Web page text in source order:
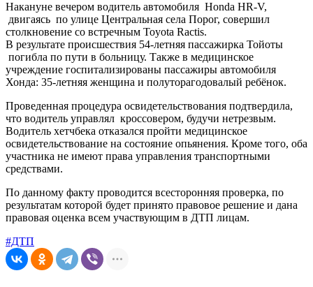
Накануне вечером водитель автомобиля Honda HR-V,
двигаясь по улице Центральная села Порог, совершил
столкновение со встречным Toyota Ractis.
В результате происшествия 54-летняя пассажирка Тойоты
погибла по пути в больницу. Также в медицинское
учреждение госпитализированы пассажиры автомобиля
Хонда: 35-летняя женщина и полуторагодовалый ребёнок.
Проведенная процедура освидетельствования подтвердила,
что водитель управлял кроссовером, будучи нетрезвым.
Водитель хетчбека отказался пройти медицинское
освидетельствование на состояние опьянения. Кроме того, оба
участника не имеют права управления транспортными
средствами.
По данному факту проводится всесторонняя проверка, по
результатам которой будет принято правовое решение и дана
правовая оценка всем участвующим в ДТП лицам.
#ДТП